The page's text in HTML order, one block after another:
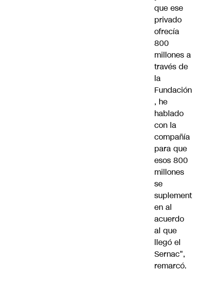
que ese
privado
ofrecía
800
millones a
través de
la
Fundación
, he
hablado
con la
compañía
para que
esos 800
millones
se
suplement
en al
acuerdo
al que
llegó el
Sernac",
remarcó.